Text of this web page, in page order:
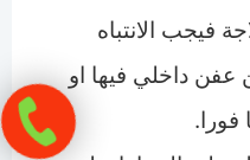
فيجب الانتباه
عفن داخلي فيها او
فورا.